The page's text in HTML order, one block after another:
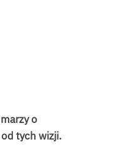
o
tych wizji.